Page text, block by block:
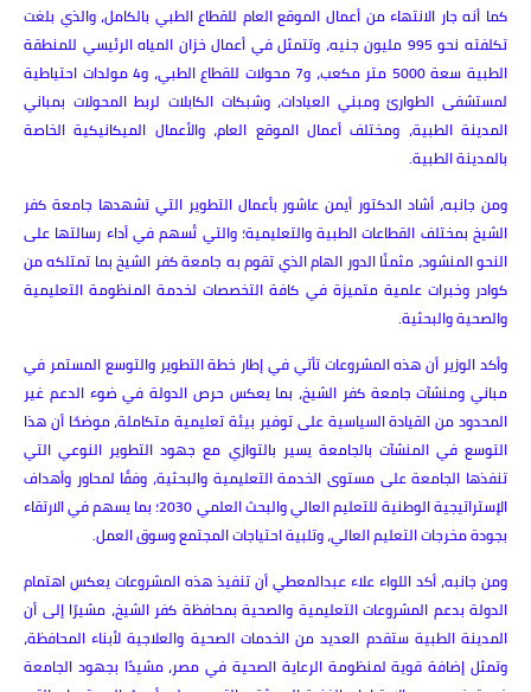
كما أنه جار الانتهاء من أعمال الموقع العام للقطاع الطبي بالكامل، والذي بلغت
تكلفته نحو 995 مليون جنيه، وتتمثل في أعمال خزان المياه الرئيسي للمنطقة
الطبية سعة 5000 متر مكعب، و7 محولات للقطاع الطبي، و4 مولدات احتياطية
لمستشفى الطوارئ ومبني العيادات، وشبكات الكابلات لربط المحولات بمباني
المدينة الطبية، ومختلف أعمال الموقع العام، والأعمال الميكانيكية الخاصة
بالمدينة الطبية.
ومن جانبه، أشاد الدكتور أيمن عاشور بأعمال التطوير التي تشهدها جامعة كفر
الشيخ بمختلف القطاعات الطبية والتعليمية؛ والتي تُسهم في أداء رسالتها على
النحو المنشود، مثمنًا الدور الهام الذي تقوم به جامعة كفر الشيخ بما تمتلكه من
كوادر وخبرات علمية متميزة في كافة التخصصات لخدمة المنظومة التعليمية
والصحية والبحثية.
وأكد الوزير أن هذه المشروعات تأتي في إطار خطة التطوير والتوسع المستمر في
مباني ومنشآت جامعة كفر الشيخ، بما يعكس حرص الدولة في ضوء الدعم غير
المحدود من القيادة السياسية على توفير بيئة تعليمية متكاملة، موضحًا أن هذا
التوسع في المنشآت بالجامعة يسير بالتوازي مع جهود التطوير النوعي التي
تنفذها الجامعة على مستوى الخدمة التعليمية والبحثية، وفقًا لمحاور وأهداف
الإستراتيجية الوطنية للتعليم العالي والبحث العلمي 2030؛ بما يسهم في الارتقاء
بجودة مخرجات التعليم العالي، وتلبية احتياجات المجتمع وسوق العمل.
ومن جانبه، أكد اللواء علاء عبدالمعطي أن تنفيذ هذه المشروعات يعكس اهتمام
الدولة بدعم المشروعات التعليمية والصحية بمحافظة كفر الشيخ، مشيرًا إلى أن
المدينة الطبية ستقدم العديد من الخدمات الصحية والعلاجية لأبناء المحافظة،
وتمثل إضافة قوية لمنظومة الرعاية الصحية في مصر، مشيدًا بجهود الجامعة